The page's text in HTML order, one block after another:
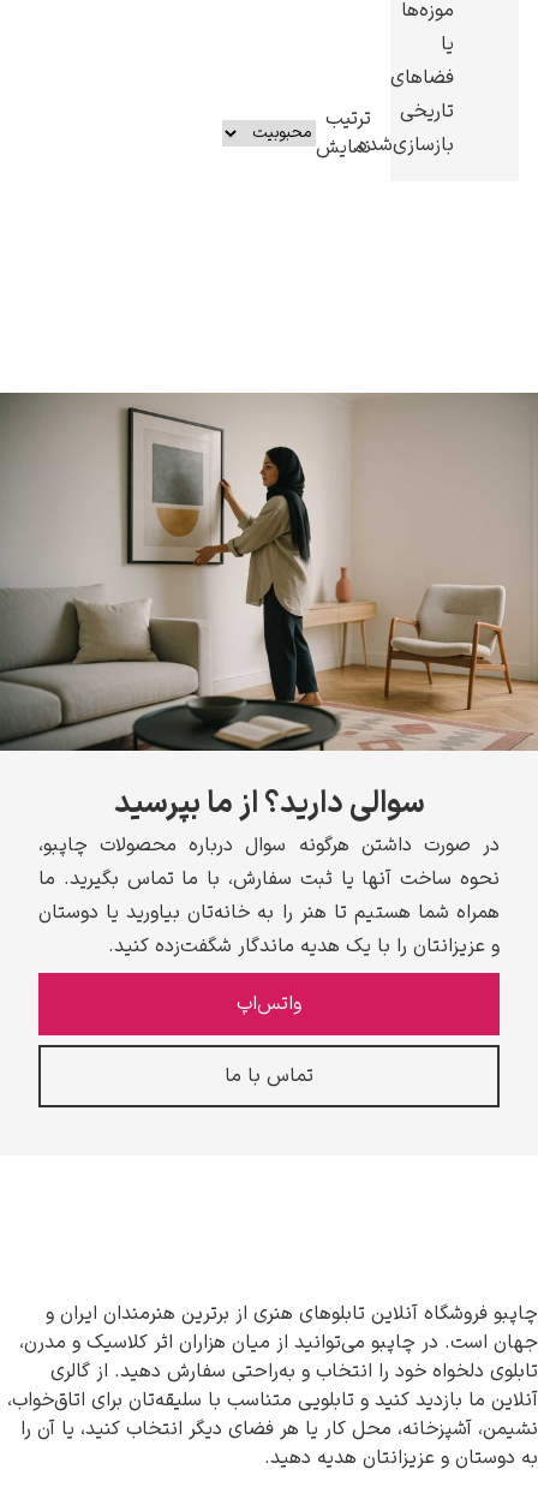
یوهانس فرمیر
موزه‌ها
یا
فضاهای
تاریخی
بازسازی‌شده.
ترتیب
نمایش
سوالی دارید؟ از ما بپرسید
در صورت داشتن هرگونه سوال درباره محصولات چاپبو،
نحوه ساخت آنها یا ثبت سفارش، با ما تماس بگیرید. ما
همراه شما هستیم تا هنر را به خانه‌تان بیاورید یا دوستان
و عزیزانتان را با یک هدیه ماندگار شگفت‌زده کنید.
واتس‌اپ
تماس با ما
چاپبو فروشگاه آنلاین تابلوهای هنری از برترین هنرمندان ایران و
جهان است. در چاپبو می‌توانید از میان هزاران اثر کلاسیک و مدرن،
تابلوی دلخواه خود را انتخاب و به‌راحتی سفارش دهید. از گالری
آنلاین ما بازدید کنید و تابلویی متناسب با سلیقه‌تان برای اتاق‌خواب،
نشیمن، آشپزخانه، محل کار یا هر فضای دیگر انتخاب کنید، یا آن را
به دوستان و عزیزانتان هدیه دهید.